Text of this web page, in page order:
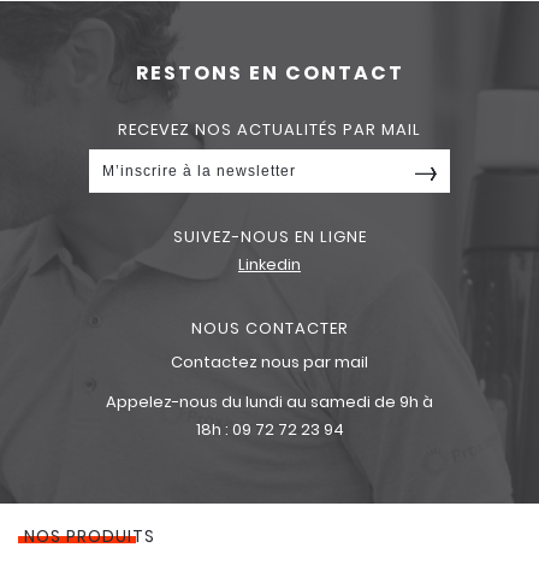
RESTONS EN CONTACT
RECEVEZ NOS ACTUALITÉS PAR MAIL
SUIVEZ-NOUS EN LIGNE
Linkedin
NOUS CONTACTER
Contactez nous par mail
Appelez-nous du lundi au samedi de 9h à
18h : 09 72 72 23 94
NOS PRODUITS